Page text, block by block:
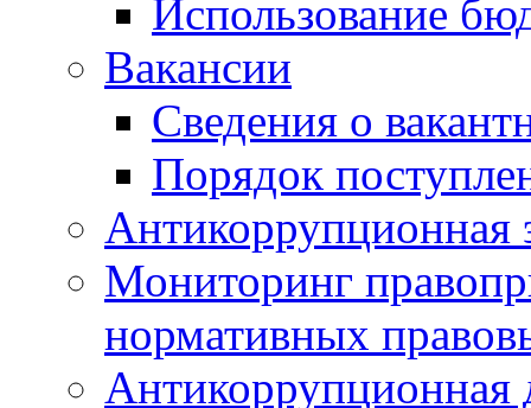
Использование
Вакансии
Сведения о
Порядок
Антикоррупционная
Мониторинг
нормативных
Антикоррупционная